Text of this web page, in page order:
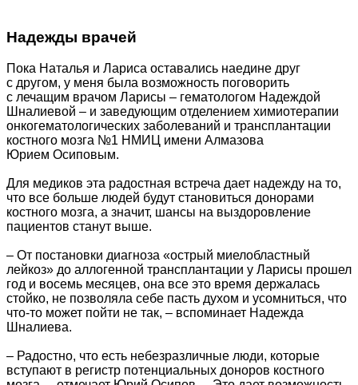
Надежды врачей
Пока Наталья и Лариса оставались наедине друг
с другом, у меня была возможность поговорить
с лечащим врачом Ларисы – гематологом Надеждой
Шналиевой – и заведующим отделением химиотерапии
онкогематологических заболеваний и трансплантации
костного мозга №1 НМИЦ имени Алмазова
Юрием Осиповым.
Для медиков эта радостная встреча дает надежду на то,
что все больше людей будут становиться донорами
костного мозга, а значит, шансы на выздоровление
пациентов станут выше.
– От постановки диагноза «острый миелобластный
лейкоз» до аллогенной трансплантации у Ларисы прошел
год и восемь месяцев, она все это время держалась
стойко, не позволяла себе пасть духом и усомниться, что
что-то может пойти не так, – вспоминает Надежда
Шналиева.
– Радостно, что есть небезразличные люди, которые
вступают в регистр потенциальных доноров костного